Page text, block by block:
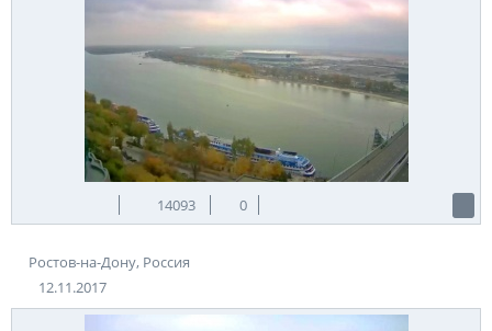
14093 0
Ростов-на-Дону, Россия
12.11.2017